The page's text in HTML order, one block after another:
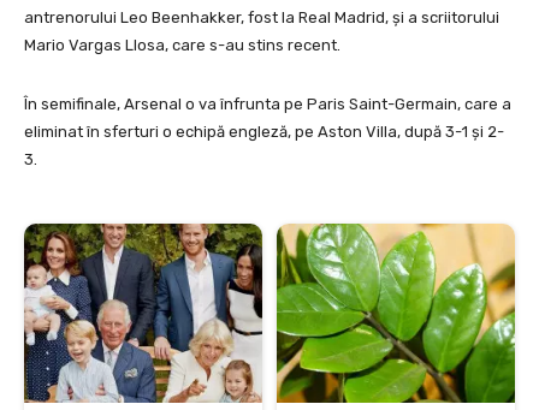
antrenorului Leo Beenhakker, fost la Real Madrid, și a scriitorului
Mario Vargas Llosa, care s-au stins recent.
În semifinale, Arsenal o va înfrunta pe Paris Saint-Germain, care a
eliminat în sferturi o echipă engleză, pe Aston Villa, după 3-1 și 2-
3.